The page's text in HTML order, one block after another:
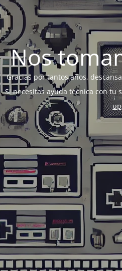
Nos
Gracias por tantos años,
Si necesitas ayuda técnica con tu